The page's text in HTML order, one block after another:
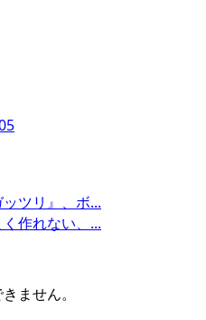
ツリ』、ボ...
作れない、...
ません。